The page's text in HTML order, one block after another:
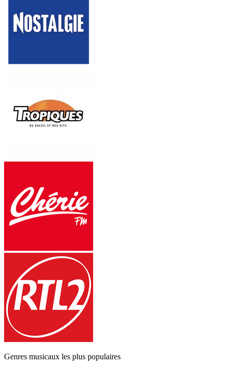
Genres musicaux les plus populaires